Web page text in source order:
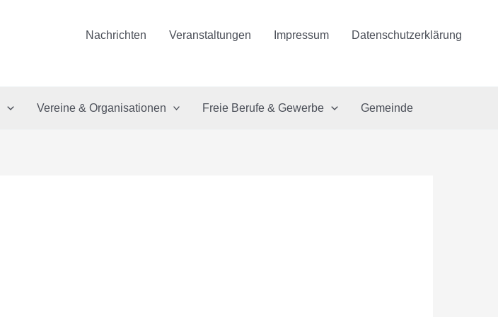
Nachrichten Veranstaltungen Impressum Datenschutzerklärung
Vereine & Organisationen Freie Berufe & Gewerbe Gemeinde